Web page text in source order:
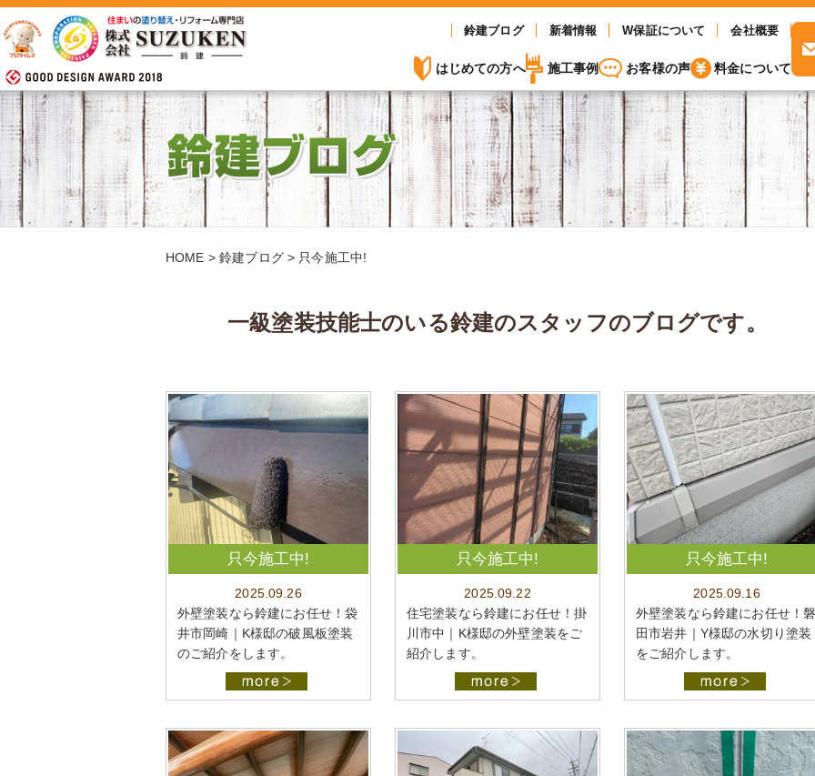
鈴建ブログ 新着情報 W保証について 会社概要
はじめての方へ 施工事例 お客様の声 料金について
HOME > 鈴建ブログ > 只今施工中!
一級塗装技能士のいる鈴建のスタッフのブログです。
只今施工中!
2025.09.26
外壁塗装なら鈴建にお任せ！袋
井市岡崎｜K様邸の破風板塗装
のご紹介をします。
只今施工中!
2025.09.22
住宅塗装なら鈴建にお任せ！掛
川市中｜K様邸の外壁塗装をご
紹介します。
只今施工中!
2025.09.16
外壁塗装なら鈴建にお任せ！
田市岩井｜Y様邸の水切り塗装
をご紹介します。